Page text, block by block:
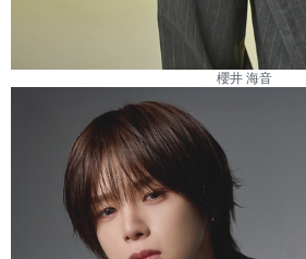
櫻井 海音